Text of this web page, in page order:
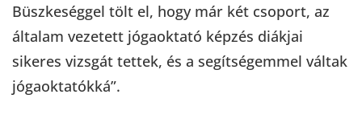
Büszkeséggel tölt el, hogy már két csoport, az
általam vezetett jógaoktató képzés diákjai
sikeres vizsgát tettek, és a segítségemmel váltak
jógaoktatókká”.